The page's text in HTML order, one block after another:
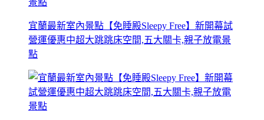
宜蘭最新室內景點【免睡殿Sleepy Free】新開幕試
營運優惠中超大跳跳床空間,五大關卡,親子放電景
點